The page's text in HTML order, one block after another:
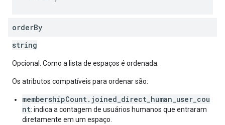
orderBy
string
Opcional. Como a lista de espaços é ordenada.
Os atributos compatíveis para ordenar são:
membershipCount.joined_direct_human_user_cou
nt: indica a contagem de usuários humanos que entraram
diretamente em um espaço.